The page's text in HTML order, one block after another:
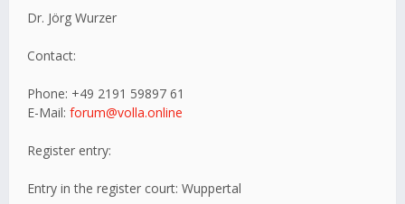
Dr. Jörg Wurzer
Contact:
Phone: +49 2191 59897 61
E-Mail: forum@volla.online
Register entry:
Entry in the register court: Wuppertal